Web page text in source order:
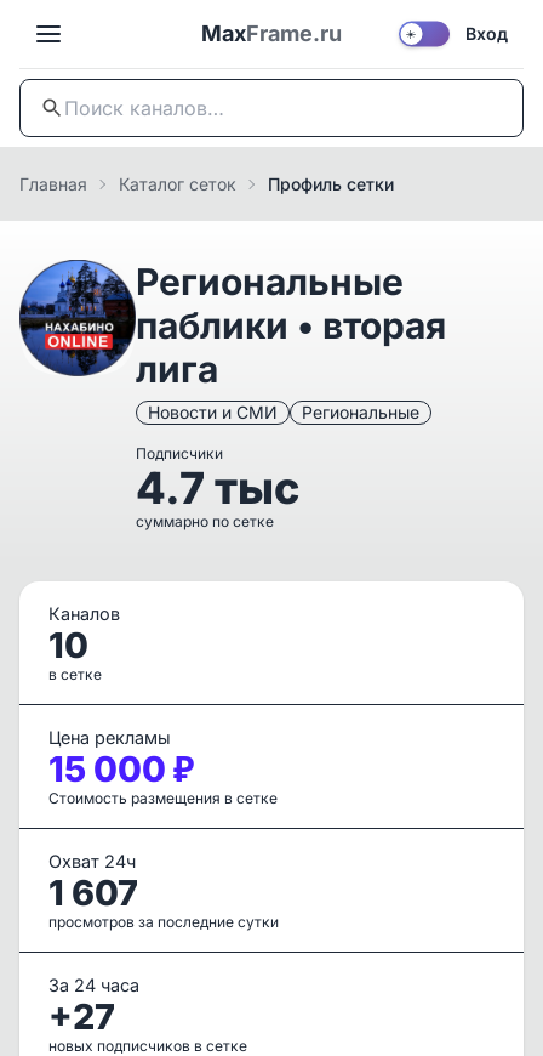
MaxFrame.ru ☀️ Вход
Главная Каталог сеток Профиль сетки
Региональные
паблики • вторая
лига
Новости и СМИ Региональные
Подписчики
4.7 тыс
суммарно по сетке
Каналов
10
в сетке
Цена рекламы
15 000 ₽
Стоимость размещения в сетке
Охват 24ч
1 607
просмотров за последние сутки
За 24 часа
+27
новых подписчиков в сетке